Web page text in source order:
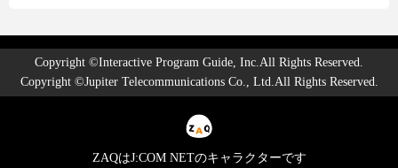
Copyright ©Interactive Program Guide, Inc.All Rights Reserved.
Copyright ©Jupiter Telecommunications Co., Ltd.All Rights Reserved.
ZAQはJ:COM NETのキャラクターです